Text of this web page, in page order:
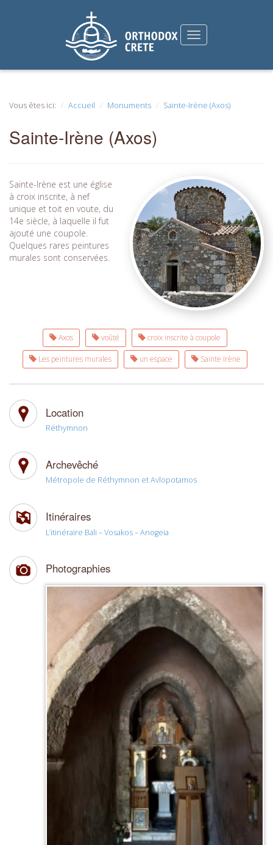
Vous êtes ici: Accueil Monuments Sainte-Irène (Axos)
Sainte-Irène (Axos)
Sainte-Irène est une église
à croix inscrite, à nef
unique et toit en voute, du
14e siècle, à laquelle il fut
ajouté une coupole.
Quelques rares peintures
murales sont conservées.
Axos voûté croix inscrite à coupole
Les peintures murales un espace Sainte Irène
Location
Réthymnon
Archevêché
Métropole de Réthymnon et Avlopotamos
Itinéraires
L’itinéraire Bali – Vosakos – Anogeia
Photographies